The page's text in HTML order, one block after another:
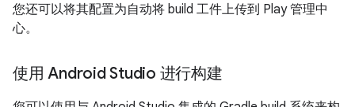
您还可以将其配置为自动将 build 工件上传到 Play 管理中
心。
使用 Android Studio 进行构建